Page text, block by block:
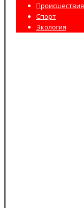
Происшествия
Спорт
Экология